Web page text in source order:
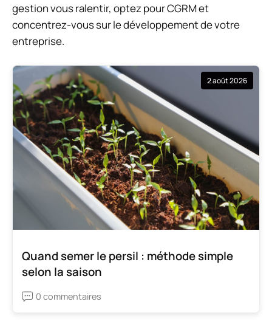
gestion vous ralentir, optez pour CGRM et
concentrez-vous sur le développement de votre
entreprise.
2 août 2026
Quand semer le persil : méthode simple
selon la saison
0 commentaires